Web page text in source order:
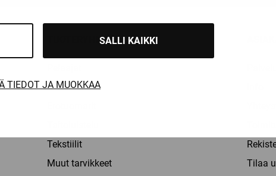
SALLI KAIKKI
TIEDOT JA MUOKKAA
TUOTERYHMÄT
Maalivahdit
Tekstiilit
Muut tarvikkeet
Tilaa